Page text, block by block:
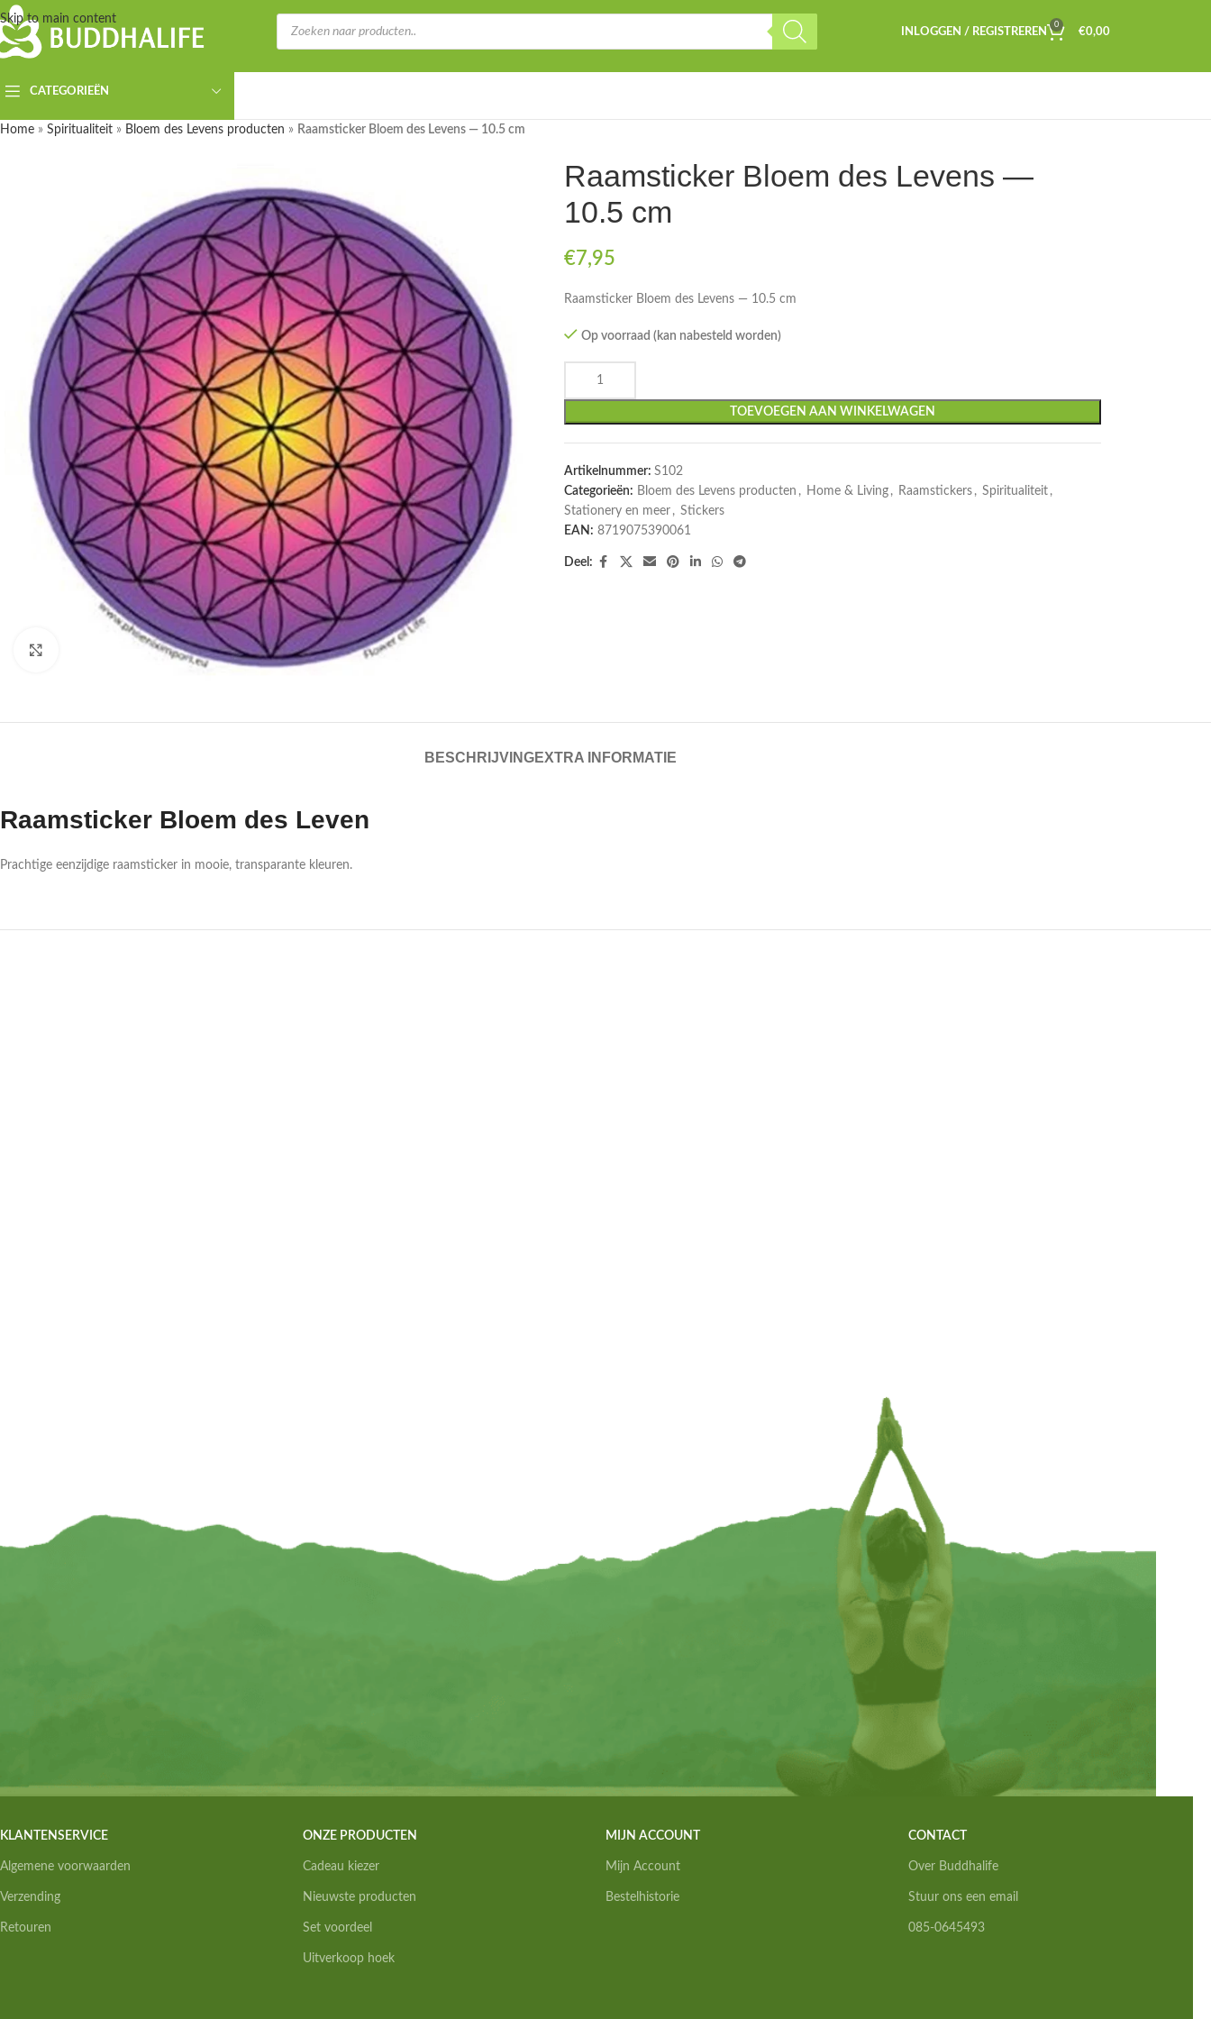
Skip to main content
INLOGGEN / REGISTREREN
0
€0,00
CATEGORIEËN
Home » Spiritualiteit » Bloem des Levens producten » Raamsticker Bloem des Levens — 10.5 cm
Druk om te vergroten
Raamsticker Bloem des Levens —
10.5 cm
€7,95
Raamsticker Bloem des Levens — 10.5 cm
Op voorraad (kan nabesteld worden)
TOEVOEGEN AAN WINKELWAGEN
Artikelnummer: S102
Categorieën: Bloem des Levens producten , Home & Living , Raamstickers , Spiritualiteit ,
Stationery en meer , Stickers
EAN: 8719075390061
Deel:
BESCHRIJVINGEXTRA INFORMATIE
Raamsticker Bloem des Leven
Prachtige eenzijdige raamsticker in mooie, transparante kleuren.
KLANTENSERVICE
Algemene voorwaarden
Verzending
Retouren
ONZE PRODUCTEN
Cadeau kiezer
Nieuwste producten
Set voordeel
Uitverkoop hoek
MIJN ACCOUNT
Mijn Account
Bestelhistorie
CONTACT
Over Buddhalife
Stuur ons een email
085-0645493